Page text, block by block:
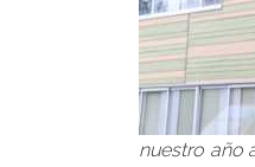
nuestro año